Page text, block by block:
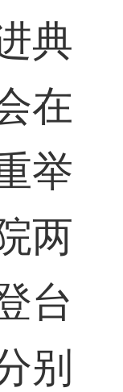
典
在
举
两
台
别